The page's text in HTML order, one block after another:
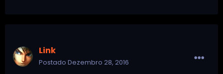
Link
Postado Dezembro 28, 2016